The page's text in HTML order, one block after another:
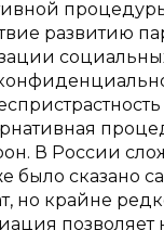
развитию
В России
сказано
но крайне
позволяет